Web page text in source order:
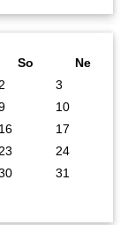
So
Ne
3
10
16
17
24
31